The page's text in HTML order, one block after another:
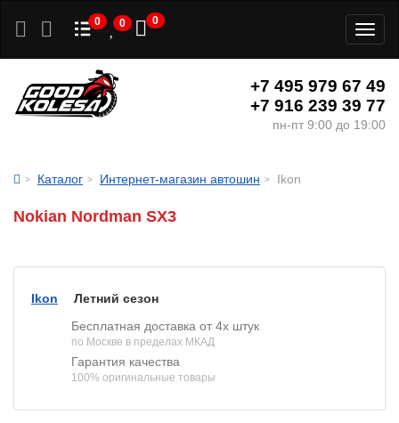
0 0 0
+7 495 979 67 49
+7 916 239 39 77
пн-пт 9:00 до 19:00
Каталог Интернет-магазин автошин Ikon
Nokian Nordman SX3
Ikon
Летний сезон
Бесплатная доставка от 4х штук
по Москве в пределах МКАД
Гарантия качества
100% оригинальные товары